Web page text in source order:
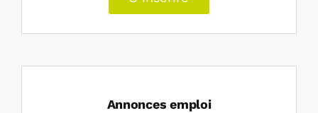
Annonces emploi